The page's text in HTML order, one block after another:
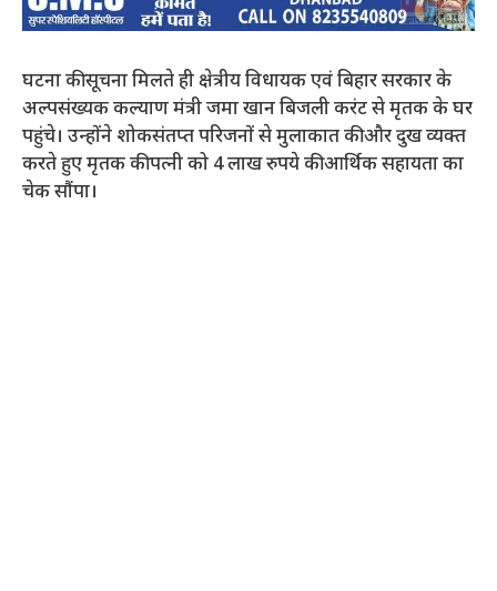
घटना की सूचना मिलते ही क्षेत्रीय विधायक एवं बिहार सरकार के
अल्पसंख्यक कल्याण मंत्री जमा खान बिजली करंट से मृतक के घर
पहुंचे। उन्होंने शोकसंतप्त परिजनों से मुलाकात की और दुख व्यक्त
करते हुए मृतक की पत्नी को 4 लाख रुपये की आर्थिक सहायता का
चेक सौंपा।